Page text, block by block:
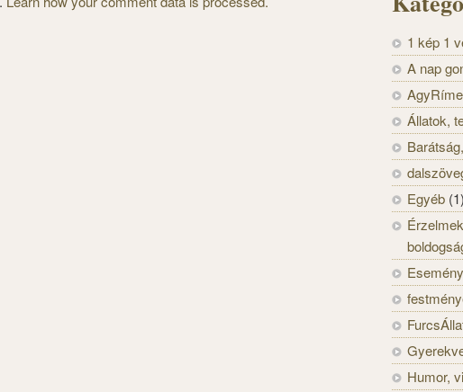
1 kép 1
A nap
Állatok,
Egyéb (1)
Esemény
Humor,